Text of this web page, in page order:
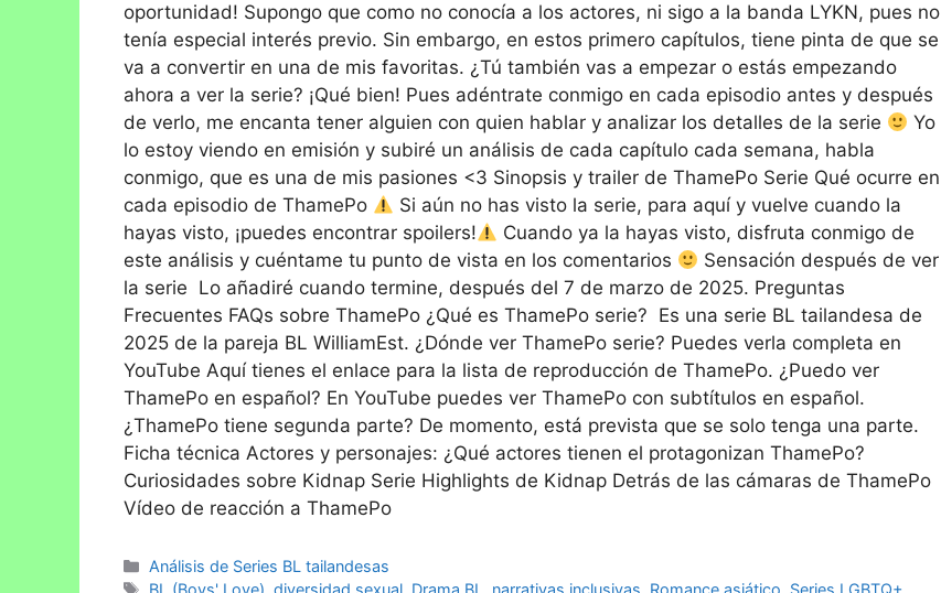
oportunidad! Supongo que como no conocía a los actores, ni sigo a la banda LYKN, pues no
tenía especial interés previo. Sin embargo, en estos primero capítulos, tiene pinta de que se
va a convertir en una de mis favoritas. ¿Tú también vas a empezar o estás empezando
ahora a ver la serie? ¡Qué bien! Pues adéntrate conmigo en cada episodio antes y después
de verlo, me encanta tener alguien con quien hablar y analizar los detalles de la serie
Yo
lo estoy viendo en emisión y subiré un análisis de cada capítulo cada semana, habla
conmigo, que es una de mis pasiones <3 Sinopsis y trailer de ThamePo Serie Qué ocurre en
cada episodio de ThamePo
Si aún no has visto la serie, para aquí y vuelve cuando la
hayas visto, ¡puedes encontrar spoilers!
Cuando ya la hayas visto, disfruta conmigo de
este análisis y cuéntame tu punto de vista en los comentarios
Sensación después de ver
la serie Lo añadiré cuando termine, después del 7 de marzo de 2025. Preguntas
Frecuentes FAQs sobre ThamePo ¿Qué es ThamePo serie? Es una serie BL tailandesa de
2025 de la pareja BL WilliamEst. ¿Dónde ver ThamePo serie? Puedes verla completa en
YouTube Aquí tienes el enlace para la lista de reproducción de ThamePo. ¿Puedo ver
ThamePo en español? En YouTube puedes ver ThamePo con subtítulos en español.
¿ThamePo tiene segunda parte? De momento, está prevista que se solo tenga una parte.
Ficha técnica Actores y personajes: ¿Qué actores tienen el protagonizan ThamePo?
Curiosidades sobre Kidnap Serie Highlights de Kidnap Detrás de las cámaras de ThamePo
Vídeo de reacción a ThamePo
Análisis de Series BL tailandesas